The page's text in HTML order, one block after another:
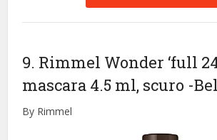
9. Rimmel Wonder ‘full
mascara 4.5 ml, scuro -
By Rimmel